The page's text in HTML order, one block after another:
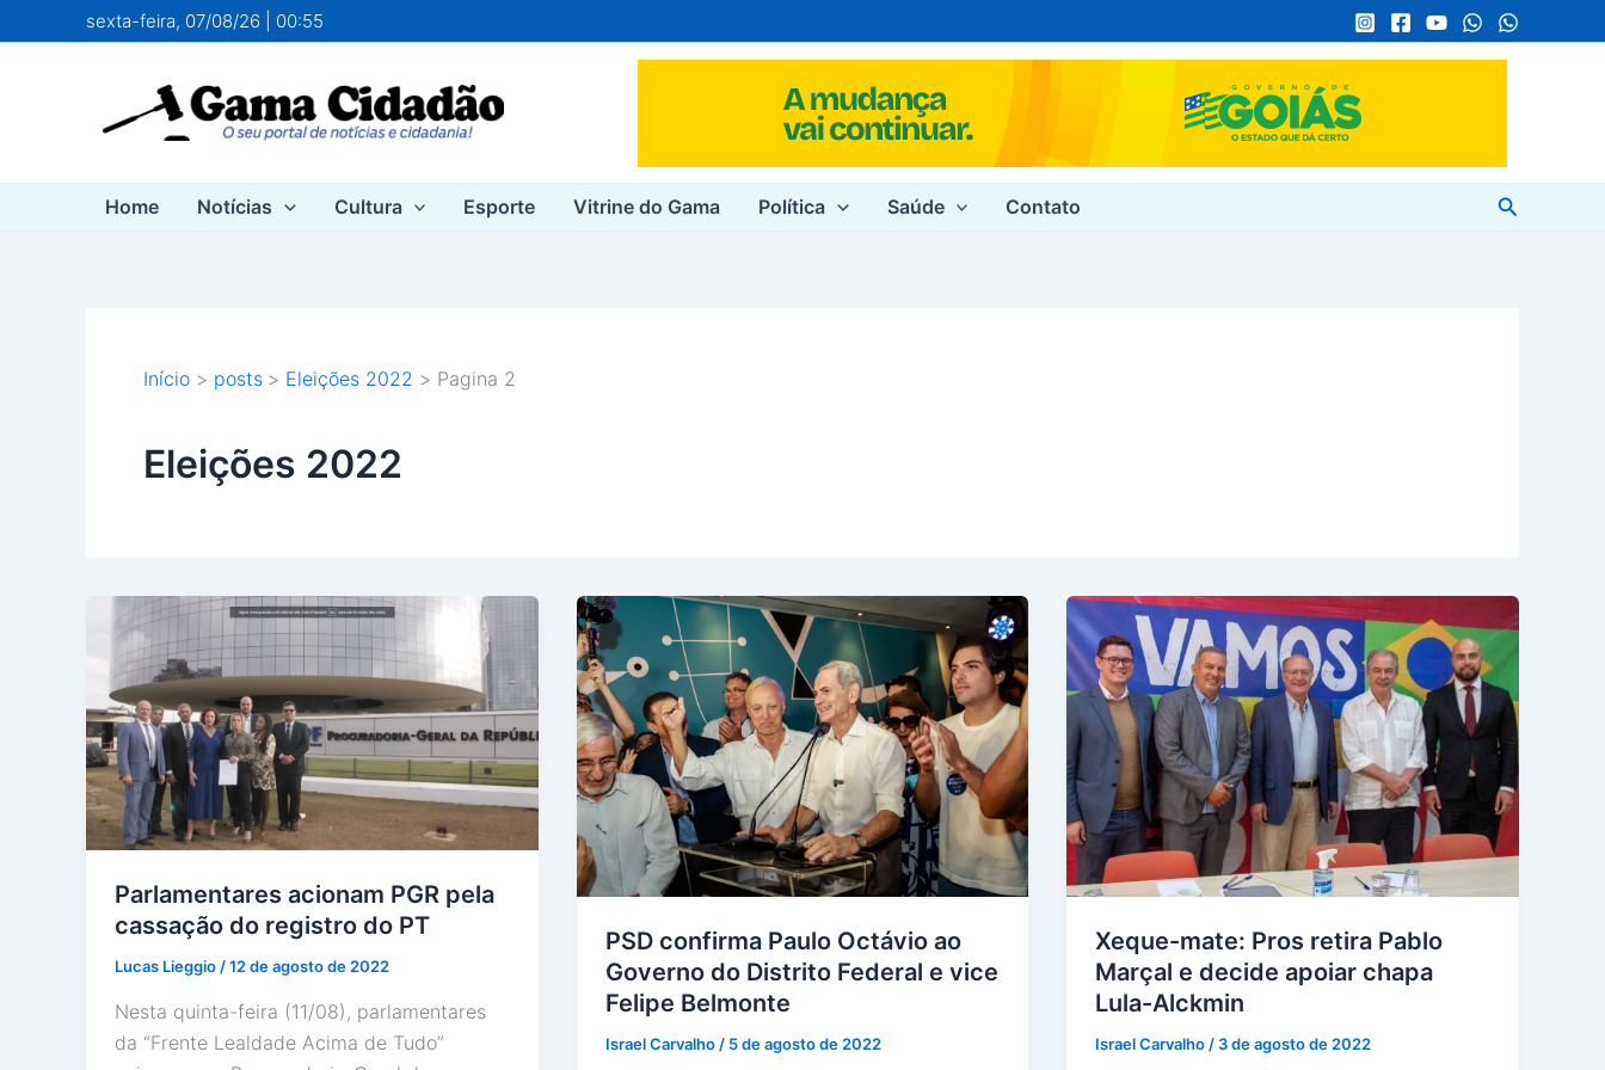
para
sexta-feira, 07/08/26 | 00:55
Home Notícias Cultura Esporte Vitrine do Gama Política Saúde Contato Pesquisar
Início posts Eleições 2022 Pagina 2
Eleições 2022
Parlamentares acionam PGR pela
cassação do registro do PT
Lucas Lieggio /12 de agosto de 2022
Nesta quinta-feira (11/08), parlamentares
da “Frente Lealdade Acima de Tudo”
PSD confirma Paulo Octávio ao
Governo do Distrito Federal e vice
Felipe Belmonte
Israel Carvalho / 5 de agosto de 2022
Xeque-mate: Pros retira Pablo
Marçal e decide apoiar chapa
Lula-Alckmin
Israel Carvalho/ 3 de agosto de 2022